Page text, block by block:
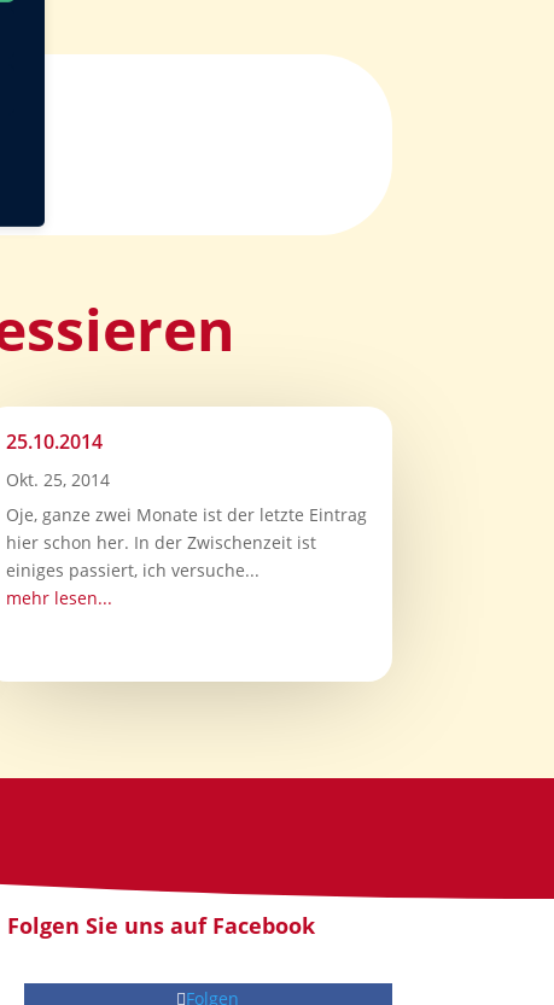
25.10.2014
Okt. 25, 2014
Oje, ganze zwei Monate ist der letzte Eintrag
hier schon her. In der Zwischenzeit ist
einiges passiert, ich versuche...
mehr lesen...
Folgen Sie uns auf Facebook
Folgen